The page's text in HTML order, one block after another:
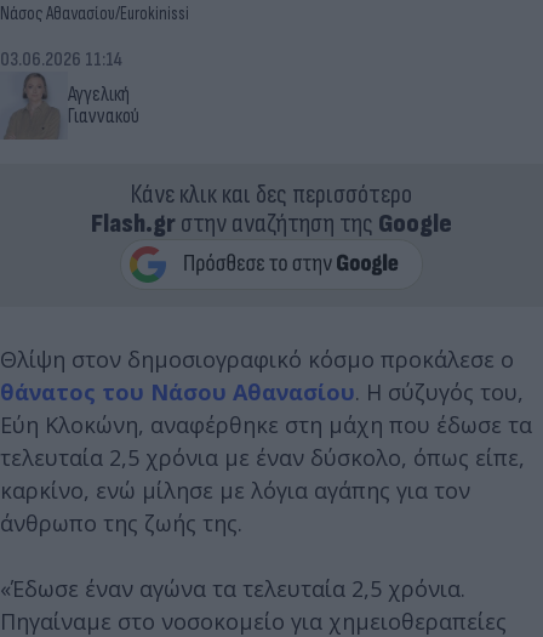
Νάσος Αθανασίου/Eurokinissi
Αγγελική
Γιαννακού
03.06.2026 11:14
Κάνε κλικ και δες περισσότερο
Flash.grστην αναζήτηση της Google
Θλίψη στον δημοσιογραφικό κόσμο προκάλεσε ο
θάνατος του Νάσου Αθανασίου. Η σύζυγός του,
Εύη Κλοκώνη, αναφέρθηκε στη μάχη που έδωσε τα
τελευταία 2,5 χρόνια με έναν δύσκολο, όπως είπε,
καρκίνο, ενώ μίλησε με λόγια αγάπης για τον
άνθρωπο της ζωής της.
«Έδωσε έναν αγώνα τα τελευταία 2,5 χρόνια.
Πηγαίναμε στο νοσοκομείο για χημειοθεραπείες